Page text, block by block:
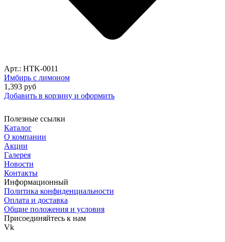
Арт.: HTK-0011
Имбирь с лимоном
1,393 руб
Добавить в корзину и оформить
Полезные ссылки
Каталог
О компании
Акции
Галерея
Новости
Контакты
Информационный
Политика конфиденциальности
Оплата и доставка
Общие положения и условия
Присоединяйтесь к нам
Vk